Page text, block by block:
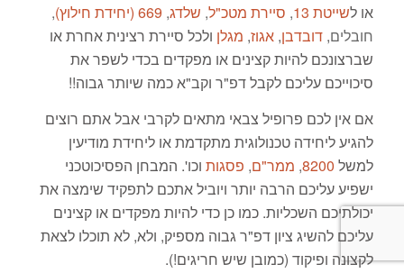
או לשייטת 13 , סיירת מטכ"ל, שלדג, 669 (יחידת חילוץ)
,
חובלים, דובדבן, אגוז, מגלן ולכל סיירת רצינית אחרת או
שברצונכם להיות קצינים או מפקדים בכדי לשפר את
סיכוייכם עליכם לקבל דפ"ר וקב"א כמה שיותר גבוה!!
אם אין לכם פרופיל צבאי מתאים לקרבי אבל אתם רוצים
להגיע ליחידה טכנולוגית מתקדמת או ליחידת מודיעין
למשל 8200
, ממר"ם, פסגות וכו'. המבחן הפסיכוטכני
ישפיע עליכם הרבה יותר ויוביל אתכם לתפקיד שימצה את
יכולתיכם השכליות. כמו כן כדי להיות מפקדים או קצינים
עליכם להשיג ציון דפ"ר גבוה מספיק, ולא, לא תוכלו לצאת
לקצונה ופיקוד (כמובן שיש חריגים!).